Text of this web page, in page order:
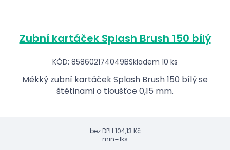
Zubní kartáček Splash Brush 150 bílý
KÓD: 8586021740498Skladem 10 ks
Měkký zubní kartáček Splash Brush 150 bílý se
štětinami o tloušťce 0,15 mm.
bez DPH 104,13 Kč
min=1ks